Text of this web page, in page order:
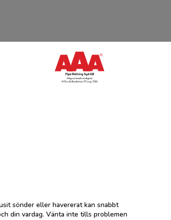
sönder eller havererat kan snabbt
din vardag. Vänta inte tills problemen